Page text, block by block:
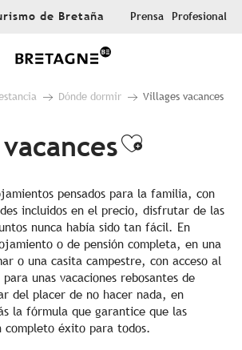
de Bretaña Prensa Profesional
Dónde dormir Villages vacances
Ajouter
pensados para la familia, con
incluidos en el precio, disfrutar de las
nunca había sido tan fácil. En
o de pensión completa, en una
o una casita campestre, con acceso al
unas vacaciones rebosantes de
del placer de no hacer nada, en
la fórmula que garantice que las
completo éxito para todos.